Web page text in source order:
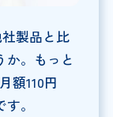
社製品と比
か。もっと
額110円
。